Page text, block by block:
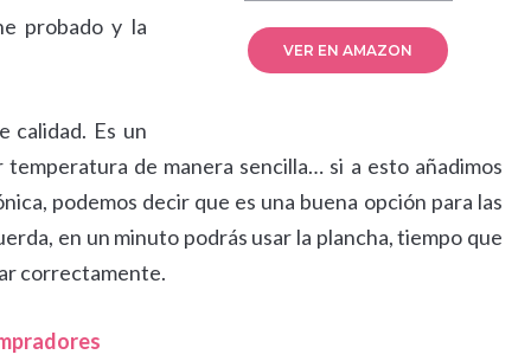
VER EN AMAZON
probado y la
calidad. Es un
de manera sencilla… si a esto añadimos
podemos decir que es una buena opción para las
en un minuto podrás usar la plancha, tiempo que
correctamente.